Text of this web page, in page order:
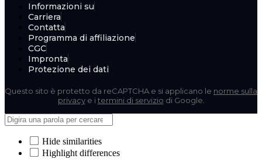
Informazioni su
Carriera
Contatta
Programma di affiliazione
CGC
Impronta
Protezione dei dati
Questo sito è protetto da reCAPTCHA e si applicano le norme sulla
privacye i termini di servizio di Google.
Hide similarities
Highlight differences